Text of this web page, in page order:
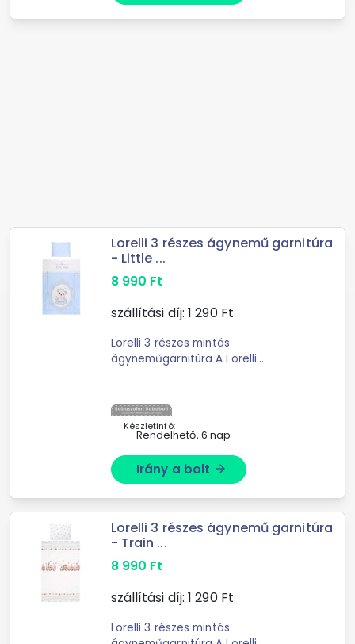
Lorelli 3 részes ágynemű garnitúra
- Little ...
8 990 Ft
szállítási díj: 1 290Ft
Lorelli 3 részes mintás
ágyneműgarnitúra A Lorelli
mintás ágyneműgarnitúra A L
Készletinfó:
Rendelhető, 6 nap
Irány a bolt arrow_forward
Lorelli 3 részes ágynemű garnitúra
- Train ...
8 990 Ft
szállítási díj: 1 290Ft
Lorelli 3 részes mintás